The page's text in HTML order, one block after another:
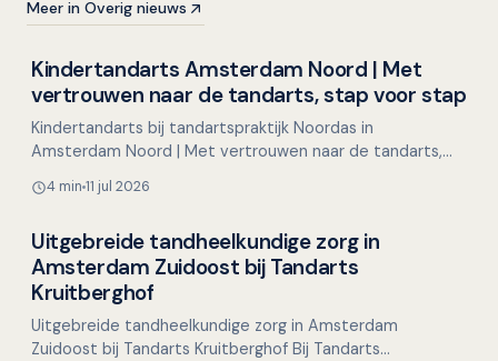
Meer in Overig nieuws
Overig nieuws
Kindertandarts Amsterdam Noord | Met
vertrouwen naar de tandarts, stap voor stap
Kindertandarts bij tandartspraktijk Noordas in
Amsterdam Noord | Met vertrouwen naar de tandarts,
tandart…
4 min 11 jul 2026
Overig nieuws
Uitgebreide tandheelkundige zorg in
Amsterdam Zuidoost bij Tandarts
Kruitberghof
Uitgebreide tandheelkundige zorg in Amsterdam
Zuidoost bij Tandarts Kruitberghof Bij Tandarts